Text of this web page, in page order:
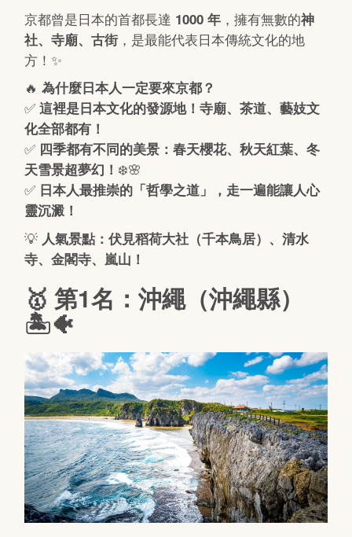
京都曾是日本的首都長達 1000 年 ，擁有無數的神
社、寺廟、古街 ，是最能代表日本傳統文化的地
方！✨
🔥為什麼日本人一定要來京都？
✅這裡是日本文化的發源地！寺廟、茶道、藝妓文
化全部都有！
✅ 四季都有不同的美景：春天櫻花、秋天紅葉、冬
天雪景超夢幻！ ❄️🌸
✅ 日本人最推崇的「哲學之道」，走一遍能讓人心
靈沉澱！
💡 人氣景點：伏見稻荷大社（千本鳥居）、清水
寺、金閣寺、嵐山！
🥇 第1名：沖繩（沖繩縣）
🏝️🐠